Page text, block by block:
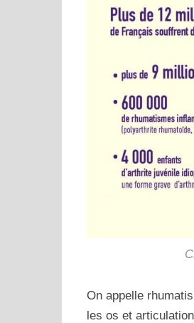
On appelle
les os et